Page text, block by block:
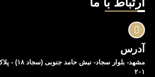
آدرس
۲۰۱